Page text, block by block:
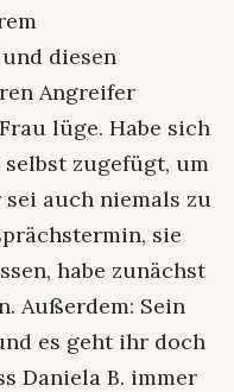
diesen
Angreifer
lüge. Habe sich
zugefügt, um
auch niemals zu
sie
habe zunächst
Außerdem: Sein
es geht ihr doch
Daniela B. immer